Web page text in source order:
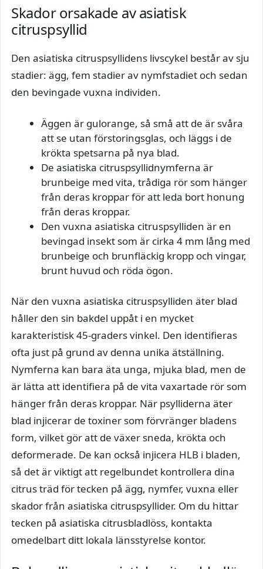
Skador orsakade av asiatisk
citruspsyllid
Den asiatiska citruspsyllidens livscykel består av sju
stadier: ägg, fem stadier av nymfstadiet och sedan
den bevingade vuxna individen.
Äggen är gulorange, så små att de är svåra
att se utan förstoringsglas, och läggs i de
krökta spetsarna på nya blad.
De asiatiska citruspsyllidnymferna är
brunbeige med vita, trådiga rör som hänger
från deras kroppar för att leda bort honung
från deras kroppar.
Den vuxna asiatiska citruspsylliden är en
bevingad insekt som är cirka 4 mm lång med
brunbeige och brunfläckig kropp och vingar,
brunt huvud och röda ögon.
När den vuxna asiatiska citruspsylliden äter blad
håller den sin bakdel uppåt i en mycket
karakteristisk 45-graders vinkel. Den identifieras
ofta just på grund av denna unika ätställning.
Nymferna kan bara äta unga, mjuka blad, men de
är lätta att identifiera på de vita vaxartade rör som
hänger från deras kroppar. När psylliderna äter
blad injicerar de toxiner som förvränger bladens
form, vilket gör att de växer sneda, krökta och
deformerade. De kan också injicera HLB i bladen,
så det är viktigt att regelbundet kontrollera dina
citrus träd för tecken på ägg, nymfer, vuxna eller
skador från asiatiska citruspsyllider. Om du hittar
tecken på asiatiska citrusbladlöss, kontakta
omedelbart ditt lokala länsstyrelse kontor.